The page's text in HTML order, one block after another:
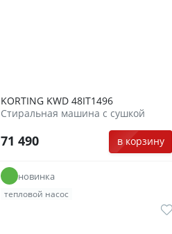
KORTING KWD 48IT1496
Стиральная машина с сушкой
71 490 в корзину
новинка
тепловой насос